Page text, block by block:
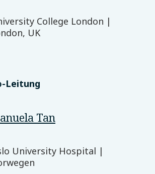
College London |
UK
Leitung
Tan
University Hospital |